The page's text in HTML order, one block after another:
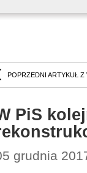
POPRZEDNI ARTYKUŁ Z
PiS
grudnia